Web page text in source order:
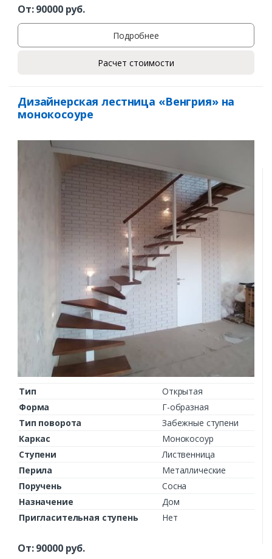
От:90000руб.
Подробнее
Расчет стоимости
Дизайнерская лестница «Венгрия» на
монокосоуре
Тип
Открытая
Форма
Г-образная
Тип поворота
Забежные ступени
Каркас
Монокосоур
Ступени
Лиственница
Перила
Металлические
Поручень
Сосна
Назначение
Дом
Пригласительная ступень
Нет
От:90000руб.